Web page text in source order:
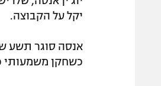
יקל על הקבוצה.
אנסה סוגר תשע
כשחקן משמעותי